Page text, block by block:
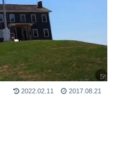
2022.02.11 2017.08.21